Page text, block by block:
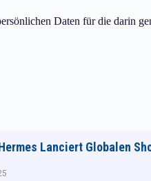
Daten für die darin
Lanciert Globalen